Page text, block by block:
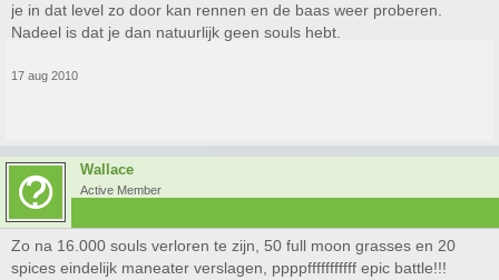
je in dat level zo door kan rennen en de baas weer proberen.
Nadeel is dat je dan natuurlijk geen souls hebt.
17 aug 2010
Wallace
Active Member
Zo na 16.000 souls verloren te zijn, 50 full moon grasses en 20
spices eindelijk maneater verslagen, ppppfffffffffff epic battle!!!